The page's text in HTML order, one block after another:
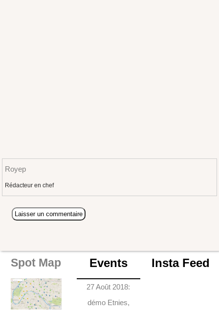
Royep
Rédacteur en chef
Spot Map Events
27 Août 2018:
démo Etnies,
Insta Feed